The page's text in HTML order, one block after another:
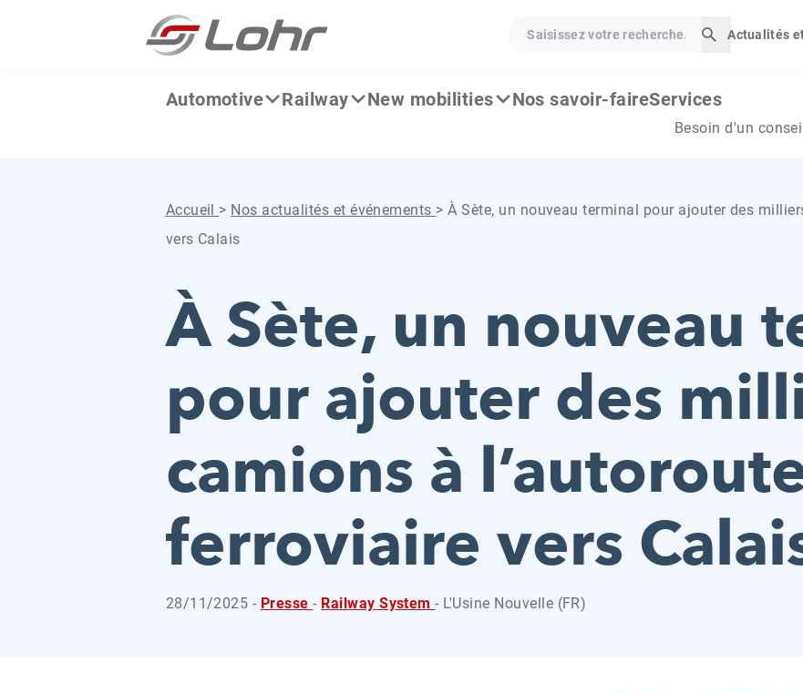
Aller directement au contenu
Saisissez votre recherche…
Lancer la
Actualités
Automotive Railway New mobilities Nos savoir-faireServices
Besoin d'un
Accueil > Nos actualités et événements >À Sète, un nouveau terminal pour ajouter des
vers Calais
À Sète, un nouveau
pour ajouter des
camions à
ferroviaire vers
28/11/2025 - Presse- Railway System- L'Usine Nouvelle (FR)
Panneau de gestion des cookies